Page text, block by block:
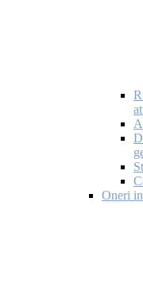
Oneri